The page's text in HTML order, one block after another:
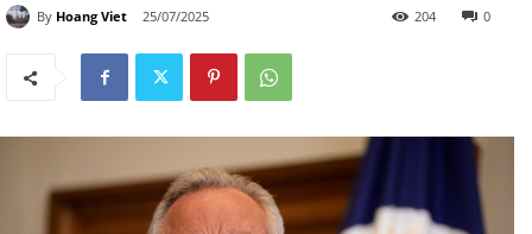
By Hoang Viet 25/07/2025 0
204